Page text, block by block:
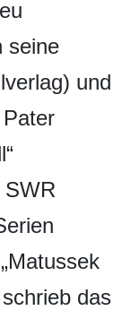
seine
und
das